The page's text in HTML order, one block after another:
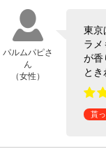
パルムパピさ
ん
（女性）
東京
ラメ
が香
とき
貰